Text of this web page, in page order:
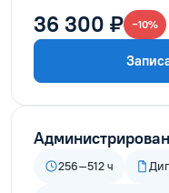
36 300 ₽ −10%
256–512 ч